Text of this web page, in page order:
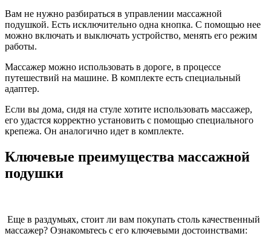
Вам не нужно разбираться в управлении массажной
подушкой. Есть исключительно одна кнопка. С помощью нее
можно включать и выключать устройство, менять его режим
работы.
Массажер можно использовать в дороге, в процессе
путешествий на машине. В комплекте есть специальный
адаптер.
Если вы дома, сидя на стуле хотите использовать массажер,
его удастся корректно установить с помощью специального
крепежа. Он аналогично идет в комплекте.
Ключевые преимущества массажной
подушки
Еще в раздумьях, стоит ли вам покупать столь качественный
массажер? Ознакомьтесь с его ключевыми достоинствами: